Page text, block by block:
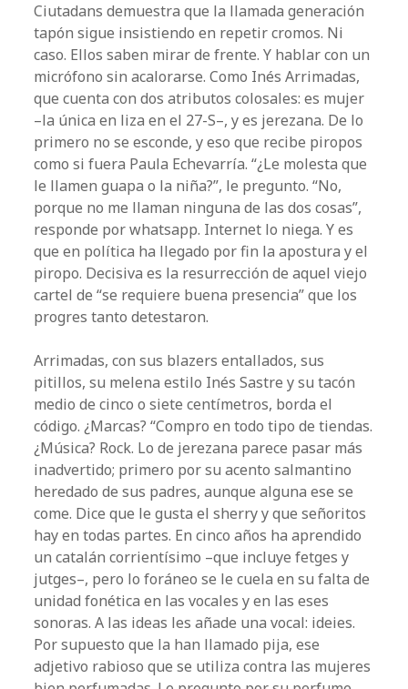
Ciutadans demuestra que la llamada generación
tapón sigue insistiendo en repetir cromos. Ni
caso. Ellos saben mirar de frente. Y hablar con un
micrófono sin acalorarse. Como Inés Arrimadas,
que cuenta con dos atributos colosales: es mujer
–la única en liza en el 27-S–, y es jerezana. De lo
primero no se esconde, y eso que recibe piropos
como si fuera Paula Echevarría. “¿Le molesta que
le llamen guapa o la niña?”, le pregunto. “No,
porque no me llaman ninguna de las dos cosas”,
responde por whatsapp. Internet lo niega. Y es
que en política ha llegado por fin la apostura y el
piropo. Decisiva es la resurrección de aquel viejo
cartel de “se requiere buena presencia” que los
progres tanto detestaron.
Arrimadas, con sus blazers entallados, sus
pitillos, su melena estilo Inés Sastre y su tacón
medio de cinco o siete centímetros, borda el
código. ¿Marcas? “Compro en todo tipo de tiendas.
¿Música? Rock. Lo de jerezana parece pasar más
inadvertido; primero por su acento salmantino
heredado de sus padres, aunque alguna ese se
come. Dice que le gusta el sherry y que señoritos
hay en todas partes. En cinco años ha aprendido
un catalán corrientísimo –que incluye fetges y
jutges–, pero lo foráneo se le cuela en su falta de
unidad fonética en las vocales y en las eses
sonoras. A las ideas les añade una vocal: ideies.
Por supuesto que la han llamado pija, ese
adjetivo rabioso que se utiliza contra las mujeres